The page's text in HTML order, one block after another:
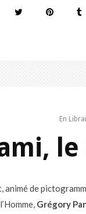
En
animé de
Grégory